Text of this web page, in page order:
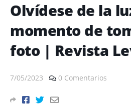
Olvídese de la
momento de
foto | Revista
7/05/2023 0 Comentarios